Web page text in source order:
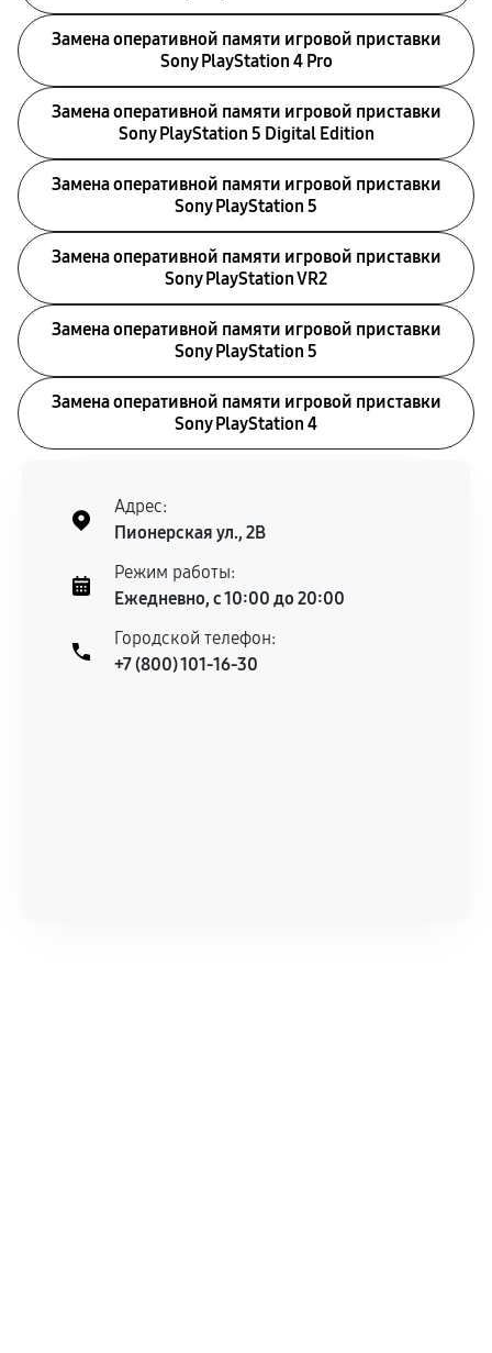
Замена оперативной памяти игровой приставки
Sony PlayStation 4 Pro
Замена оперативной памяти игровой приставки
Sony PlayStation 5 Digital Edition
Замена оперативной памяти игровой приставки
Sony PlayStation 5
Замена оперативной памяти игровой приставки
Sony PlayStation VR2
Замена оперативной памяти игровой приставки
Sony PlayStation 5
Замена оперативной памяти игровой приставки
Sony PlayStation 4
Адрес:
Пионерская ул., 2В
Режим работы:
Ежедневно, с 10:00 до 20:00
Городской телефон:
+7 (800) 101-16-30